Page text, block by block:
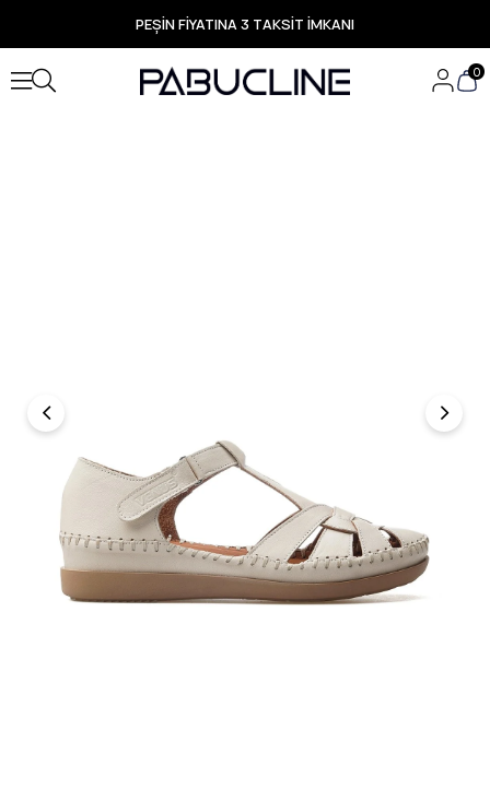
PEŞİN FİYATINA 3 TAKSİT İMKANI
TÜM ÜRÜNLERDE ÜCRETSİZ KARGO
Yeni Sezon Ürünlerde Özel Fırsatlar
Seçili Ürünlerde Hızlı Teslimat
0